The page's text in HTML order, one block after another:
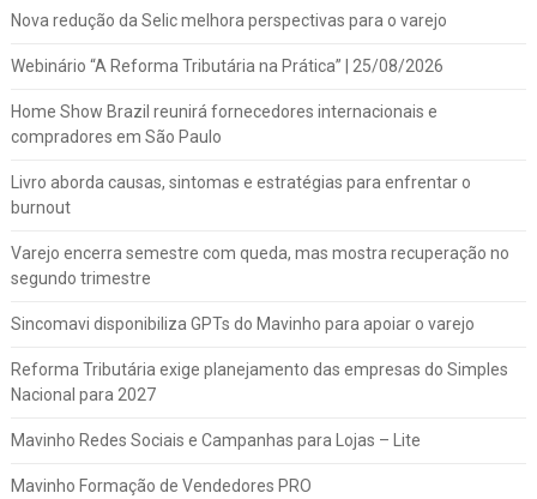
Nova redução da Selic melhora perspectivas para o varejo
Webinário “A Reforma Tributária na Prática” | 25/08/2026
Home Show Brazil reunirá fornecedores internacionais e
compradores em São Paulo
Livro aborda causas, sintomas e estratégias para enfrentar o
burnout
Varejo encerra semestre com queda, mas mostra recuperação no
segundo trimestre
Sincomavi disponibiliza GPTs do Mavinho para apoiar o varejo
Reforma Tributária exige planejamento das empresas do Simples
Nacional para 2027
Mavinho Redes Sociais e Campanhas para Lojas – Lite
Mavinho Formação de Vendedores PRO